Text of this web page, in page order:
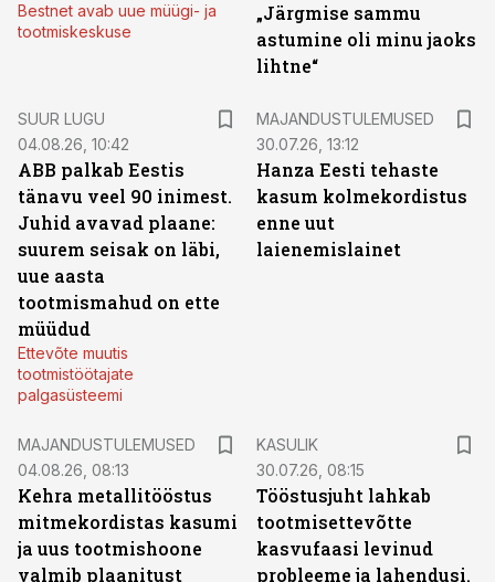
Bestnet avab uue müügi- ja
tootmiskeskuse
„Järgmise sammu
astumine oli minu jaoks
lihtne“
SUUR LUGU
04.08.26, 10:42
ABB palkab Eestis
tänavu veel 90 inimest.
Juhid avavad plaane:
suurem seisak on läbi,
uue aasta
tootmismahud on ette
müüdud
Ettevõte muutis
tootmistöötajate
palgasüsteemi
MAJANDUSTULEMUSED
30.07.26, 13:12
Hanza Eesti tehaste
kasum kolmekordistus
enne uut
laienemislainet
MAJANDUSTULEMUSED
04.08.26, 08:13
Kehra metallitööstus
mitmekordistas kasumi
ja uus tootmishoone
valmib plaanitust
KASULIK
30.07.26, 08:15
Tööstusjuht lahkab
tootmisettevõtte
kasvufaasi levinud
probleeme ja lahendusi.